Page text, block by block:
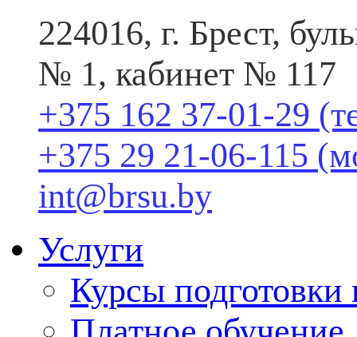
224016, г. Брест,
№ 1, кабинет № 117
+375 162 37-01-29
+375 29 21-06-115
int@brsu.by
Услуги
Курсы